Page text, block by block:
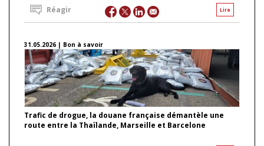
Lire
Réagir
31.05.2026 | Bon à savoir
Trafic de drogue, la douane française démantèle une
route entre la Thaïlande, Marseille et Barcelone